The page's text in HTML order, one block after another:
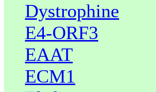
Dystrophine
E4-ORF3
EAAT
ECM1